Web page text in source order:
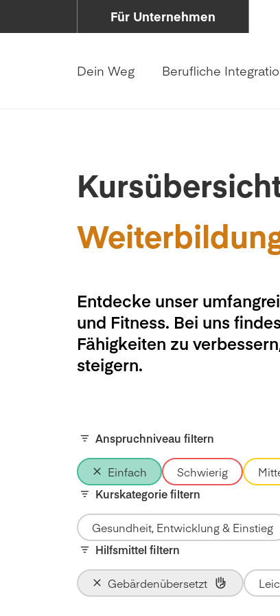
Für Unternehmen
Dein Weg Berufliche
Entdecke unser
und Fitness. Bei uns
Fähigkeiten zu
steigern.
Anspruchniveau filtern
Einfach Schwierig
Kurskategorie filtern
Gesundheit, Entwicklung & Einstieg
Hilfsmittel filtern
Gebärdenübersetzt